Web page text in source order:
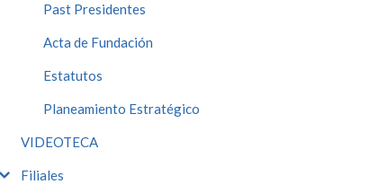
Past Presidentes
Acta de Fundación
Estatutos
Planeamiento Estratégico
VIDEOTECA
Filiales